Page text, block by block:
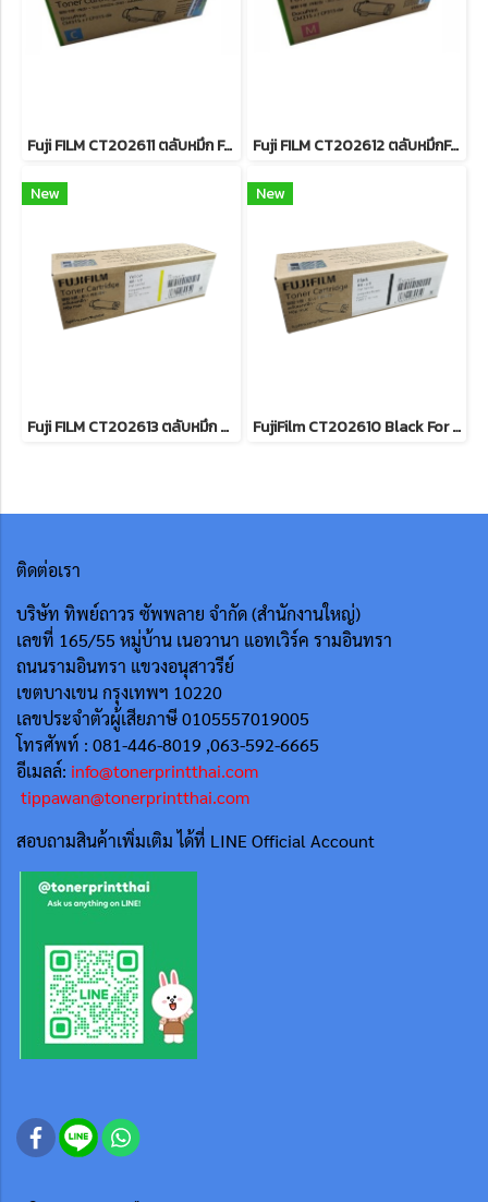
Fuji FILM CT202611 ตลับหมึก For DocuPrint CP315dw/ CM315z หมึกพิมพ์เลเซอร์โทนเนอร์สีฟ้า รับประกันศูนย์บริการของแท้แน่นอน Fuji FILM CT202612 ตลับหมึกFor DocuPrint CP315dw/ CM315z หมึกพิมพ์เลเซอร์โทนเนอร์สีแดง รับประกันศูนย์บริการของแท้แน่นอน
New
Fuji FILM CT202613 ตลับหมึก FOR DocuPrint CP315dw/ CM315z หมึกพิมพ์เลเซอร์โทนเนอร์สีเหลือง รับประกันศูนย์บริการของแท้แน่นอน
New
FujiFilm CT202610 Black For DocuPrint CP315dw/ CM315z หมึกพิมพ์เลเซอร์โทนเนอร์สีดำ รับประกันศูนย์บริการของแท้แน่นอน
ติดต่อเรา
บริษัท ทิพย์ถาวร ซัพพลาย จำกัด (สำนักงานใหญ่)
เลขที่ 165/55 หมู่บ้าน เนอวานา แอทเวิร์ค รามอินทรา
ถนนรามอินทรา แขวงอนุสาวรีย์
เขตบางเขน กรุงเทพฯ 10220
เลขประจำตัวผู้เสียภาษี 0105557019005
โทรศัพท์ : 081-446-8019 ,063-592-6665
อีเมลล์: info@tonerprintthai.com
tippawan@tonerprintthai.com
สอบถามสินค้าเพิ่มเติม ได้ที่ LINE Official Account